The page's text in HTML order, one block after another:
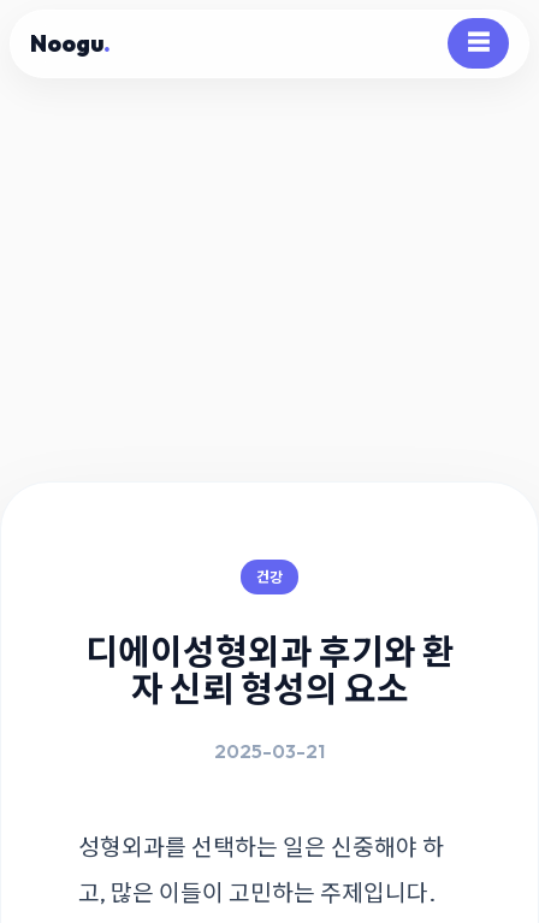
Noogu. ☰
건강
디에이성형외과 후기와 환
자 신뢰 형성의 요소
2025-03-21
성형외과를 선택하는 일은 신중해야 하
고, 많은 이들이 고민하는 주제입니다.